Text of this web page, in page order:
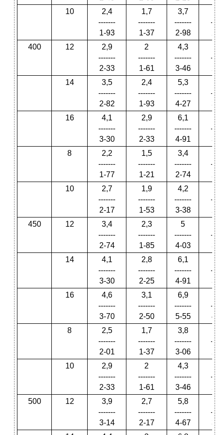
10
2,4
-------
1-93
1,7
-------
1-37
3,7
-------
2-98
400
12
2,9
-------
2-33
2
-------
1-61
4,3
-------
3-46
14
3,5
-------
2-82
2,4
-------
1-93
5,3
-------
4-27
16
4,1
-------
3-30
2,9
-------
2-33
6,1
-------
4-91
8
2,2
-------
1-77
1,5
-------
1-21
3,4
-------
2-74
10
2,7
-------
2-17
1,9
-------
1-53
4,2
-------
3-38
450
12
3,4
-------
2-74
2,3
-------
1-85
5
-------
4-03
14
4,1
-------
3-30
2,8
-------
2-25
6,1
-------
4-91
16
4,6
-------
3-70
3,1
-------
2-50
6,9
-------
5-55
8
2,5
-------
2-01
1,7
-------
1-37
3,8
-------
3-06
10
2,9
-------
2-33
2
-------
1-61
4,3
-------
3-46
500
12
3,9
-------
3-14
2,7
-------
2-17
5,8
-------
4-67